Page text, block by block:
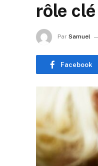
rôle
Par Samuel
Facebook